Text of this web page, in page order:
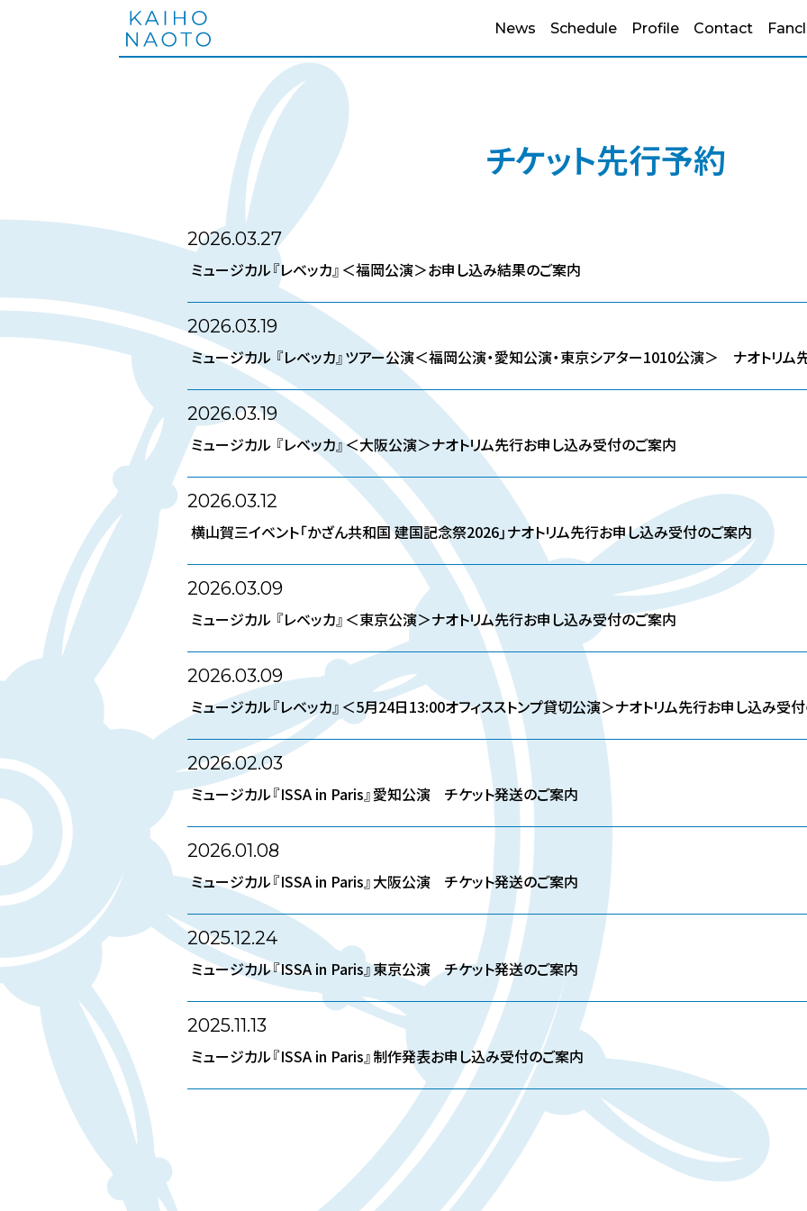
News Schedule Profile Contact
チケット先行予約
2026.03.27
ミュージカル『レベッカ』＜福岡公演＞お申し込み結果のご案内
2026.03.19
ミュージカル 『レベッカ』ツアー公演＜福岡公演・愛知公演・東京シアター1010公演＞ ナオトリ
2026.03.19
ミュージカル 『レベッカ』＜大阪公演＞ナオトリム先行お申し込み受付のご案内
2026.03.12
横山賀三イベント「かざん共和国 建国記念祭2026」ナオトリム先行お申し込み受付のご案内
2026.03.09
ミュージカル 『レベッカ』＜東京公演＞ナオトリム先行お申し込み受付のご案内
2026.03.09
ミュージカル『レベッカ』＜5月24日13:00オフィスストンプ貸切公演＞ナオトリム先行お申し込み受
2026.02.03
ミュージカル『ISSA in Paris』愛知公演 チケット発送のご案内
2026.01.08
ミュージカル『ISSA in Paris』大阪公演 チケット発送のご案内
2025.12.24
ミュージカル『ISSA in Paris』東京公演 チケット発送のご案内
2025.11.13
ミュージカル『ISSA in Paris』制作発表お申し込み受付のご案内